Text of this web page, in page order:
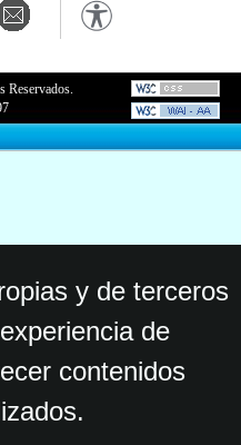
Reservados.
y de terceros
de
contenidos